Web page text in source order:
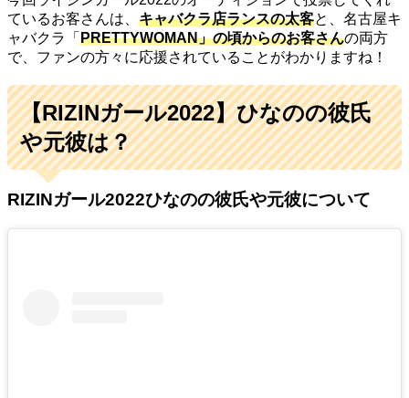
ているお客さんは、 キャバクラ店ランスの太客と、名古屋キ
ャバクラ「 PRETTYWOMAN」の頃からのお客さんの両方
で、ファンの方々に応援されていることがわかりますね！
【RIZINガール2022】ひなのの彼氏
や元彼は？
RIZINガール2022ひなのの彼氏や元彼について